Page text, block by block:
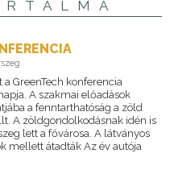
a GreenTech konferencia
A szakmai előadások
a fenntarthatóság a zöld
A zöldgondolkodásnak idén is
lett a fővárosa. A látványos
mellett átadták Az év autója